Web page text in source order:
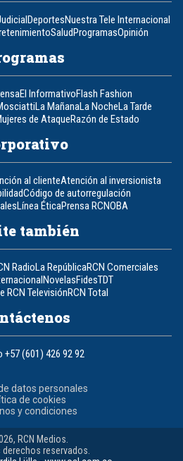
DeportesNuestra Tele Internacional
SaludProgramasOpinión
El InformativoFlash Fashion
La MañanaLa NocheLa Tarde
de AtaqueRazón de Estado
al clienteAtención al inversionista
Código de autorregulación
Línea ÉticaPrensa RCNOBA
también
RadioLa RepúblicaRCN Comerciales
NovelasFidesTDT
RCN TelevisiónRCN Total
+57 (601) 426 92 92
datos personales
de cookies
y condiciones
RCN Medios.
reservados.